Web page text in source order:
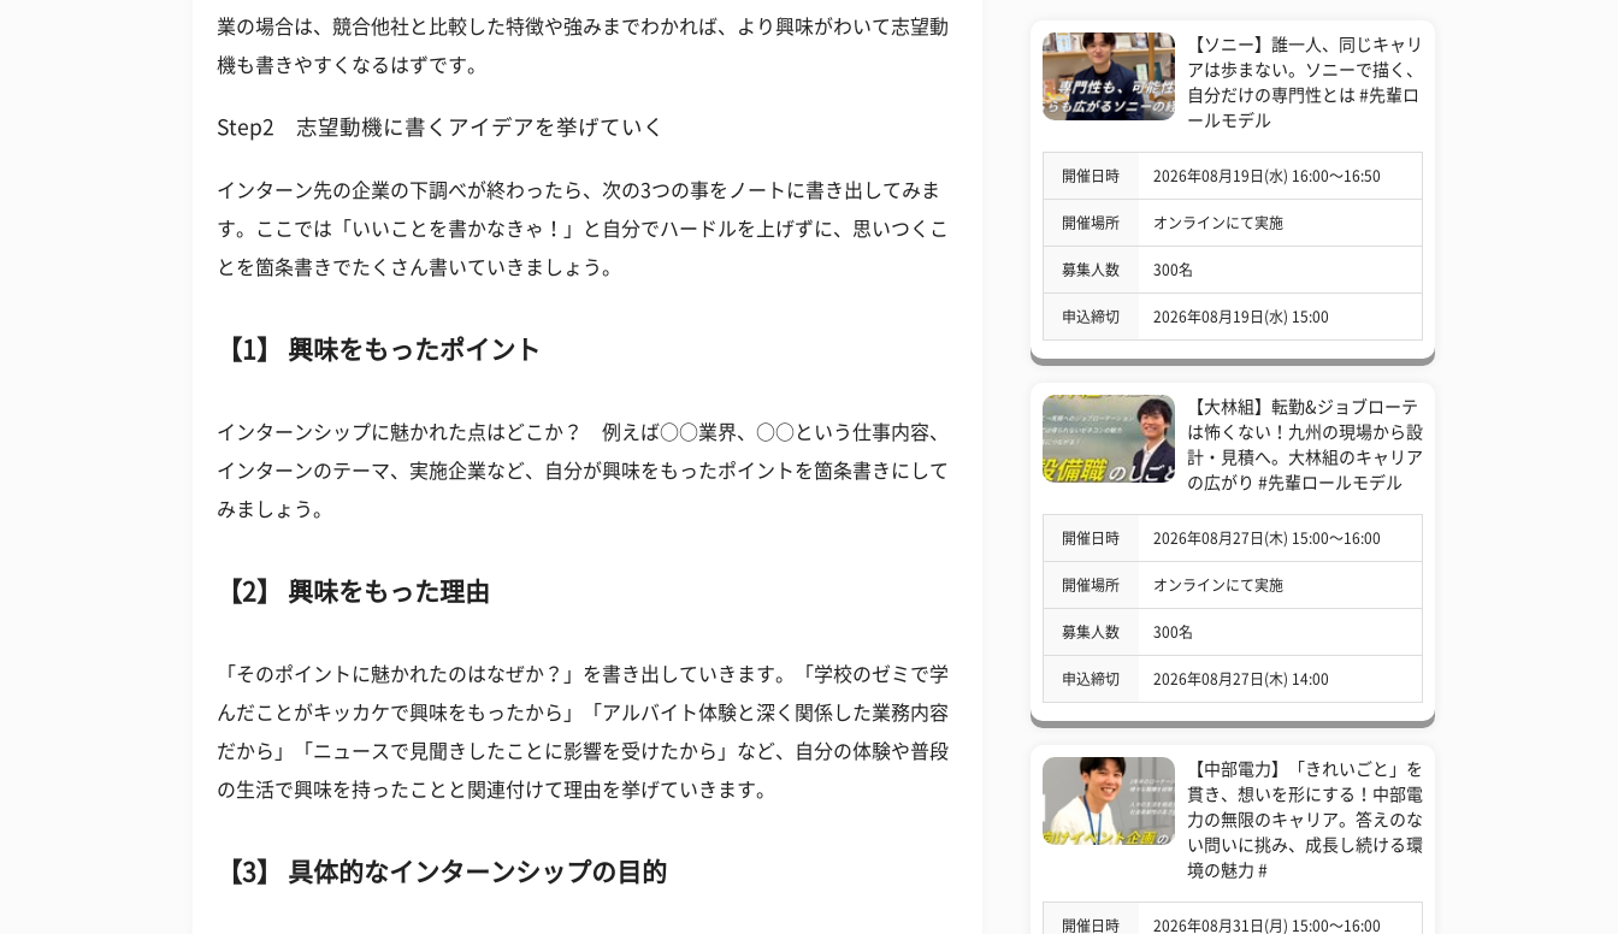
業の場合は、競合他社と比較した特徴や強みまでわかれば、より興味がわいて志望動
機も書きやすくなるはずです。
Step2 志望動機に書くアイデアを挙げていく
インターン先の企業の下調べが終わったら、次の3つの事をノートに書き出してみま
す。ここでは「いいことを書かなきゃ！」と自分でハードルを上げずに、思いつくこ
とを箇条書きでたくさん書いていきましょう。
【1】 興味をもったポイント
インターンシップに魅かれた点はどこか？ 例えば○○業界、○○という仕事内容、
インターンのテーマ、実施企業など、自分が興味をもったポイントを箇条書きにして
みましょう。
【2】 興味をもった理由
「そのポイントに魅かれたのはなぜか？」を書き出していきます。「学校のゼミで学
んだことがキッカケで興味をもったから」「アルバイト体験と深く関係した業務内容
だから」「ニュースで見聞きしたことに影響を受けたから」など、自分の体験や普段
の生活で興味を持ったことと関連付けて理由を挙げていきます。
【3】 具体的なインターンシップの目的
【ソニー】誰一人、同じキャリ
アは歩まない。ソニーで描く、
自分だけの専門性とは #先輩ロ
ールモデル
開催日時 2026年08月19日(水) 16:00〜16:50
開催場所 オンラインにて実施
募集人数 300名
申込締切 2026年08月19日(水) 15:00
【大林組】転勤&ジョブローテ
は怖くない！九州の現場から設
計・見積へ。大林組のキャリア
の広がり #先輩ロールモデル
開催日時 2026年08月27日(木) 15:00〜16:00
開催場所 オンラインにて実施
募集人数 300名
申込締切 2026年08月27日(木) 14:00
【中部電力】「きれいごと」を
貫き、想いを形にする！中部電
力の無限のキャリア。答えのな
い問いに挑み、成長し続ける環
境の魅力 #
開催日時 2026年08月31日(月) 15:00〜16:00